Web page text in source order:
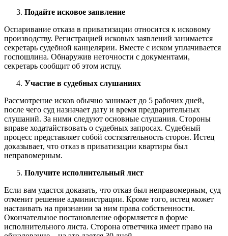
Подайте исковое заявление
Оспаривание отказа в приватизации относится к исковому
производству. Регистрацией исковых заявлений занимается
секретарь судебной канцелярии. Вместе с иском уплачивается
госпошлина. Обнаружив неточности с документами,
секретарь сообщит об этом истцу.
Участие в судебных слушаниях
Рассмотрение исков обычно занимает до 5 рабочих дней,
после чего суд назначает дату и время предварительных
слушаний. За ними следуют основные слушания. Стороны
вправе ходатайствовать о судебных запросах. Судебный
процесс представляет собой состязательность сторон. Истец
доказывает, что отказ в приватизации квартиры был
неправомерным.
Получите исполнительный лист
Если вам удастся доказать, что отказ был неправомерным, суд
отменит решение администрации. Кроме того, истец может
настаивать на признании за ним права собственности.
Окончательное постановление оформляется в форме
исполнительного листа. Сторона ответчика имеет право на